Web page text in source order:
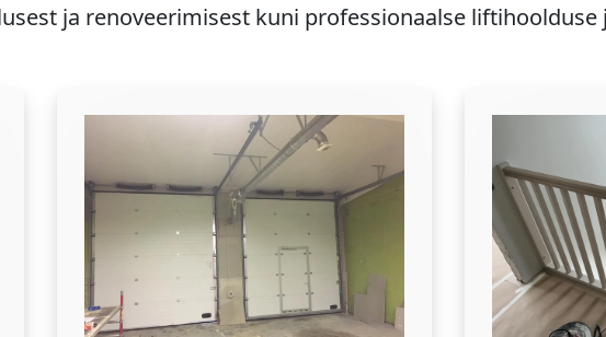
ja renoveerimisest kuni professionaalse liftihoolduse